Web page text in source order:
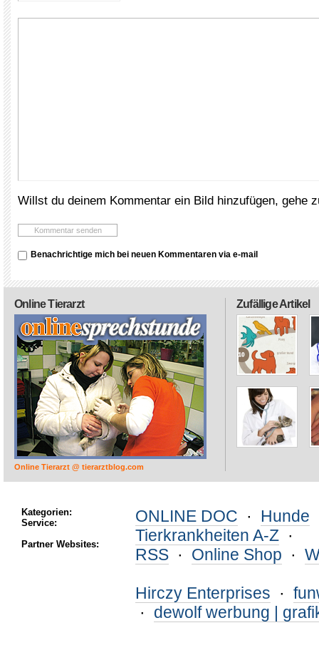
Willst du deinem Kommentar ein Bild hinzufügen, gehe
Benachrichtige mich bei neuen Kommentaren via e-mail
Zufällige Artikel
Online Tierarzt
Online Tierarzt @ tierarztblog.com
Kategorien:
Service:
Partner Websites:
ONLINE DOC · Hunde
Tierkrankheiten A-Z ·
RSS · Online Shop ·
Hirczy Enterprises ·
· dewolf werbung |